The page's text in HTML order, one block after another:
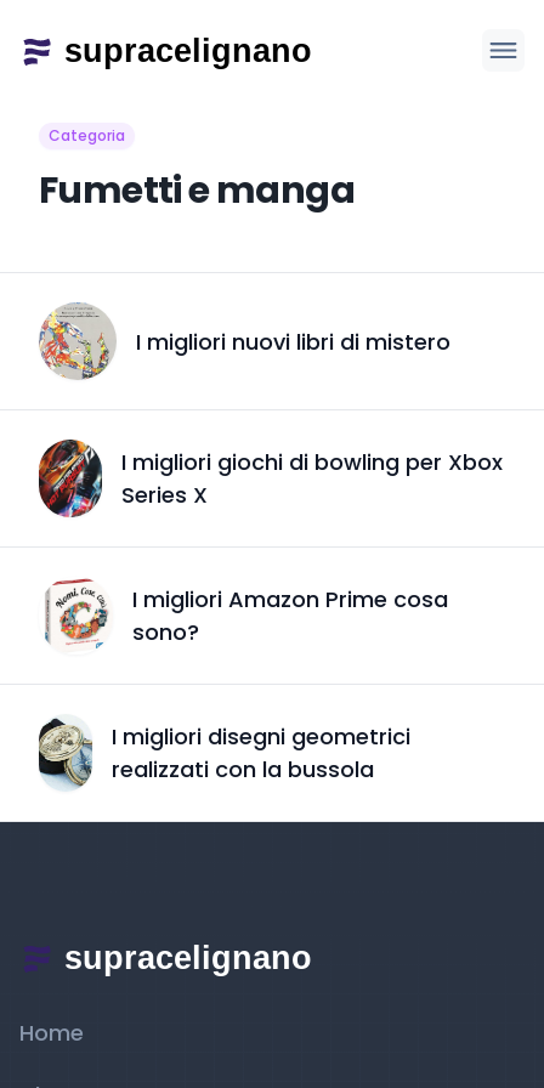
Categoria
Fumetti e manga
I migliori nuovi libri di mistero
I migliori giochi di bowling per Xbox
Series X
I migliori Amazon Prime cosa
sono?
I migliori disegni geometrici
realizzati con la bussola
Home